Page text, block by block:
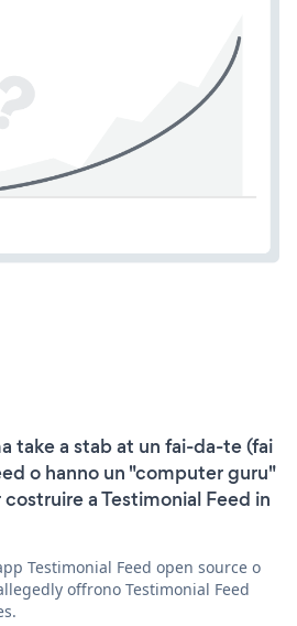
take a stab at un fai-da-te (fai
o hanno un "computer guru"
a Testimonial Feed in
Testimonial Feed open source o
offrono Testimonial Feed